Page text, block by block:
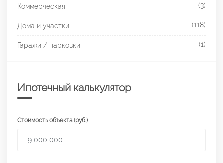
Коммерческая (3)
Дома и участки (118)
Гаражи / парковки (1)
Ипотечный калькулятор
Стоимость объекта (руб.)